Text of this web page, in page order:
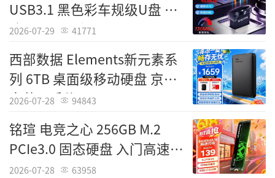
台电 NEX 16GB USB 2.0 迷你金属外壳
即插即用 基础存储
[经销商] 京东自营
[产品售价] 16元
USB3.1 黑色彩车规级U盘 读
速130MB/s 仅89元
2026-07-29 41771
西部数据 Elements新元素系
列 6TB 桌面级移动硬盘 京东
自营入手价1699元
2026-07-28 94843
铭瑄 电竞之心 256GB M.2
PCIe3.0 固态硬盘 入门高速盘
328元
2026-07-28 63958